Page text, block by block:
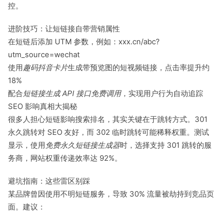
控。
进阶技巧：让短链接自带营销属性
在短链后添加 UTM 参数，例如：xxx.cn/abc?
utm_source=wechat
使用趣码抖音卡片生成带预览图的短视频链接，点击率提升约
18%
配合短链接生成 API 接口免费调用，实现用户行为自动追踪
SEO 影响真相大揭秘
很多人担心短链影响搜索排名，其实关键在于跳转方式。301
永久跳转对 SEO 友好，而 302 临时跳转可能稀释权重。测试
显示，使用免费永久短链接生成器时，选择支持 301 跳转的服
务商，网站权重传递效率达 92%。
避坑指南：这些雷区别踩
某品牌曾因使用不明短链服务，导致 30% 流量被劫持到竞品页
面。建议：